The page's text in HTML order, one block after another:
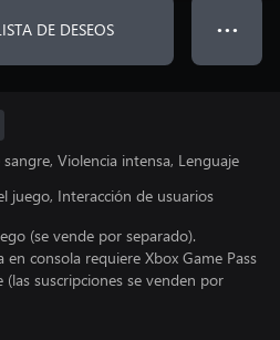
DE DESEOS ● ● ●
Violencia intensa, Lenguaje
juego, Interacción de usuarios
(se vende por separado).
consola requiere Xbox Game Pass
suscripciones se venden por